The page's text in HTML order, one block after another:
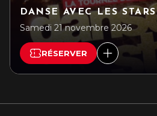
DANSE AVEC LES STARS
Samedi 21 novembre 2026
RÉSERVER